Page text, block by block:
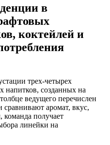
в
коктейлей и
трех-четырех
напитков, созданных на
ведущего перечислен
аромат, вкус,
команда получает
линейки на